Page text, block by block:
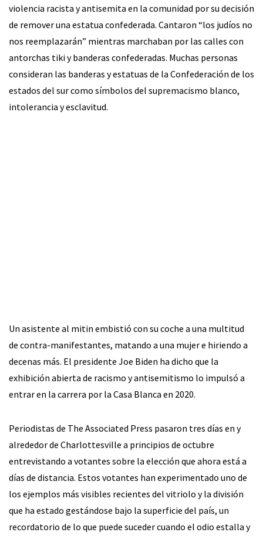
violencia racista y antisemita en la comunidad por su decisión
de remover una estatua confederada. Cantaron “los judíos no
nos reemplazarán” mientras marchaban por las calles con
antorchas tiki y banderas confederadas. Muchas personas
consideran las banderas y estatuas de la Confederación de los
estados del sur como símbolos del supremacismo blanco,
intolerancia y esclavitud.
Un asistente al mitin embistió con su coche a una multitud
de contra-manifestantes, matando a una mujer e hiriendo a
decenas más. El presidente Joe Biden ha dicho que la
exhibición abierta de racismo y antisemitismo lo impulsó a
entrar en la carrera por la Casa Blanca en 2020.
Periodistas de The Associated Press pasaron tres días en y
alrededor de Charlottesville a principios de octubre
entrevistando a votantes sobre la elección que ahora está a
días de distancia. Estos votantes han experimentado uno de
los ejemplos más visibles recientes del vitriolo y la división
que ha estado gestándose bajo la superficie del país, un
recordatorio de lo que puede suceder cuando el odio estalla y